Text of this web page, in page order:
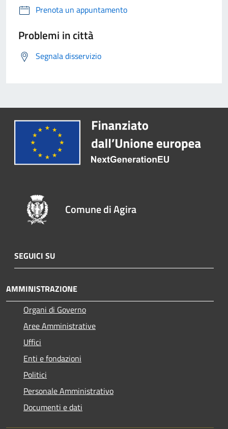
Prenota un appuntamento
Problemi in città
Segnala disservizio
Comune di Agira
SEGUICI SU
AMMINISTRAZIONE
Organi di Governo
Aree Amministrative
Uffici
Enti e fondazioni
Politici
Personale Amministrativo
Documenti e dati